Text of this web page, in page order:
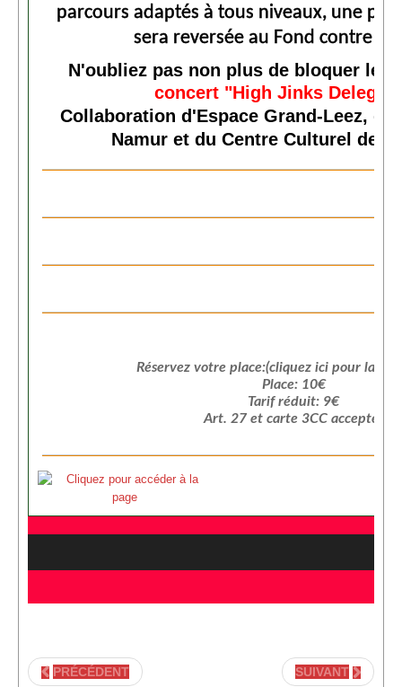
Location de Salle à l'Espace Grand-Leez
Description de la location
Salle du rez-de-chaussée (Photos)
Salle du 1er étage (Photos)
Salle du 2d étage (Photos)
Reportages vidéos
parcours adaptés à tous niveaux, une
sera reversée au Fond contre le
N'oubliez pas non plus de bloquer le
concert "High Jinks
Collaboration d'Espace Grand-Leez, de
Namur et du Centre Culturel de
Réservez votre place:(cliquez ici pour la
Place: 10€
Tarif réduit: 9€
Art. 27 et carte 3CC acceptés
PRÉCÉDENT SUIVANT